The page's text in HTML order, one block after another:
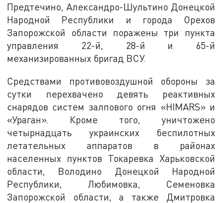
Предтечино, Александро-Шультино Донецкой
Народной Республики и города Орехов
Запорожской области поражены три пункта
управления 22-й, 28-й и 65-й
механизированных бригад ВСУ.
Средствами противовоздушной обороны за
сутки перехвачено девять реактивных
снарядов систем залпового огня «HIMARS» и
«Ураган». Кроме того, уничтожено
четырнадцать украинских беспилотных
летательных аппаратов в районах
населенных пунктов Токаревка Харьковской
области, Володино Донецкой Народной
Республики, Любимовка, Семеновка
Запорожской области, а также Дмитровка